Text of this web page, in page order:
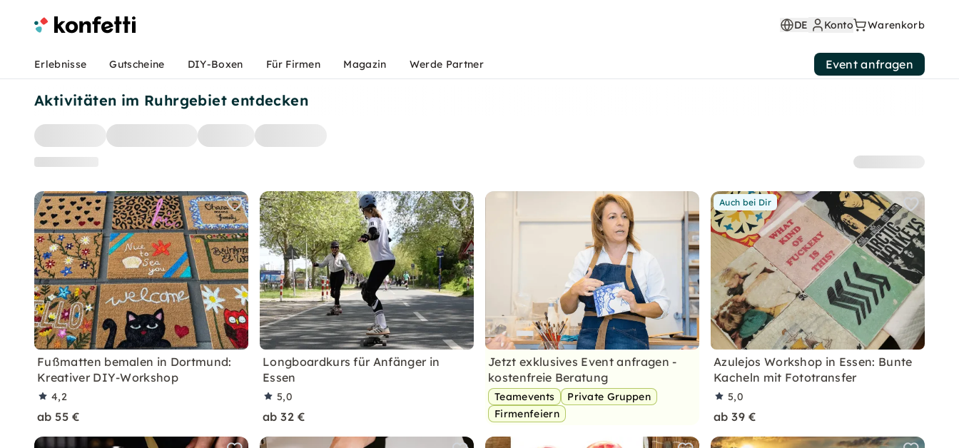
Aktivitäten im Ruhrgebiet entdecken
Fußmatten bemalen in Dortmund:
Kreativer DIY-Workshop
4,2
ab 55 €
Longboardkurs für Anfänger in
Essen
5,0
ab 32 €
Jetzt exklusives Event anfragen -
kostenfreie Beratung
Teamevents
Private Gruppen
Firmenfeiern
Auch bei Dir
Azulejos Workshop in Essen: Bunte
Kacheln mit Fototransfer
5,0
ab 39 €
DE Konto Warenkorb
Erlebnisse Gutscheine DIY-Boxen Für Firmen Magazin Werde Partner Event anfragen